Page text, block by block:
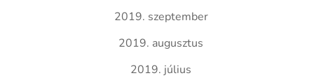
2019. szeptember
2019. augusztus
2019. július